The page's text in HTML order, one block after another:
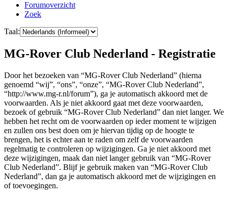
Forumoverzicht
Zoek
Taal:
MG-Rover Club Nederland - Registratie
Door het bezoeken van “MG-Rover Club Nederland” (hierna
genoemd “wij”, “ons”, “onze”, “MG-Rover Club Nederland”,
“http://www.mg-r.nl/forum”), ga je automatisch akkoord met de
voorwaarden. Als je niet akkoord gaat met deze voorwaarden,
bezoek of gebruik “MG-Rover Club Nederland” dan niet langer. We
hebben het recht om de voorwaarden op ieder moment te wijzigen
en zullen ons best doen om je hiervan tijdig op de hoogte te
brengen, het is echter aan te raden om zelf de voorwaarden
regelmatig te controleren op wijzigingen. Ga je niet akkoord met
deze wijzigingen, maak dan niet langer gebruik van “MG-Rover
Club Nederland”. Blijf je gebruik maken van “MG-Rover Club
Nederland”, dan ga je automatisch akkoord met de wijzigingen en
of toevoegingen.